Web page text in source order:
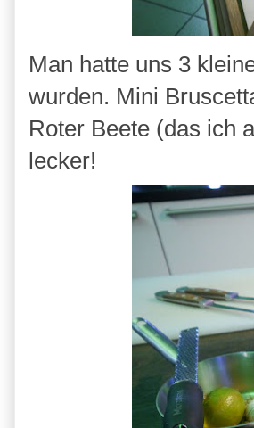
Man hatte uns 3
wurden. Mini
Roter Beete (das ich
lecker!